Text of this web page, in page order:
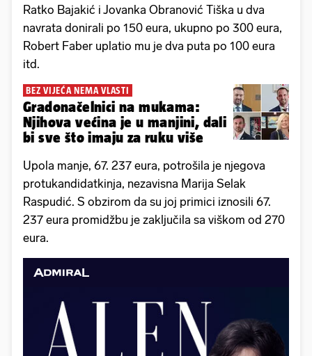
Ratko Bajakić i Jovanka Obranović Tiška u dva
navrata donirali po 150 eura, ukupno po 300 eura,
Robert Faber uplatio mu je dva puta po 100 eura
itd.
BEZ VIJEĆA NEMA VLASTI
Gradonačelnici na mukama:
Njihova većina je u manjini, dali
bi sve što imaju za ruku više
Upola manje, 67. 237 eura, potrošila je njegova
protukandidatkinja, nezavisna Marija Selak
Raspudić. S obzirom da su joj primici iznosili 67.
237 eura promidžbu je zaključila sa viškom od 270
eura.